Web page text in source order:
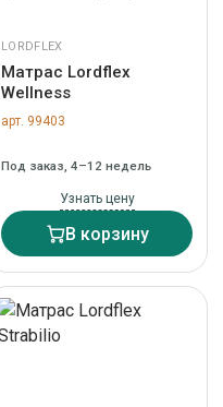
LORDFLEX
Матрас Lordflex
Wellness
арт. 99403
Под заказ, 4–12 недель
Узнать цену
В корзину